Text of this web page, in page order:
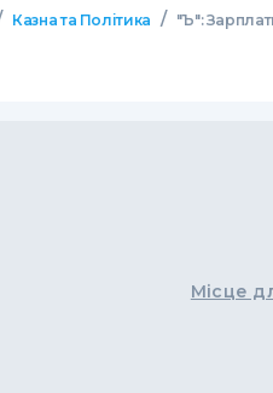
Казна та Політика /
"Ъ":
Місце